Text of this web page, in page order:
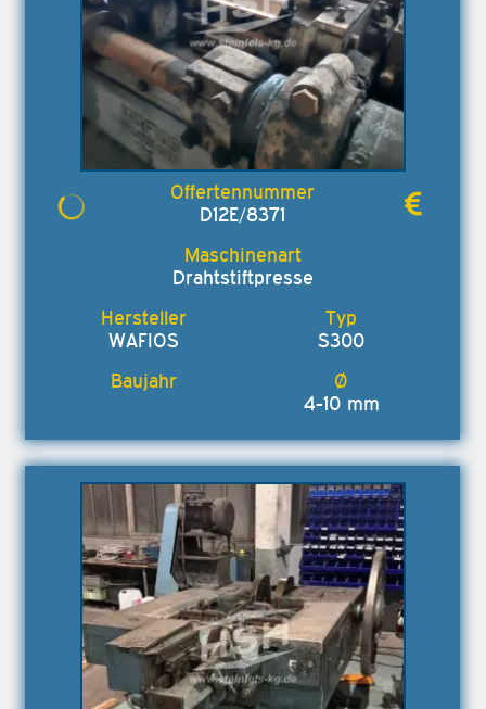
D12E/8371
Drahtstiftpresse
WAFIOS S300
4-10 mm